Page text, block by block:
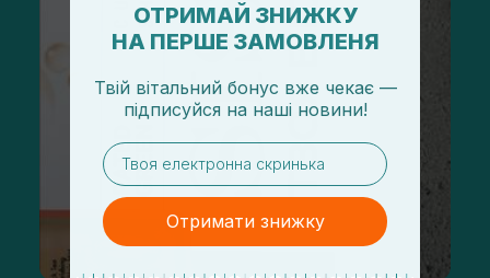
ОТРИМАЙ ЗНИЖКУ
НА ПЕРШЕ ЗАМОВЛЕНЯ
Твій вітальний бонус вже чекає —
підписуйся на наші новини!
email
Отримати знижку